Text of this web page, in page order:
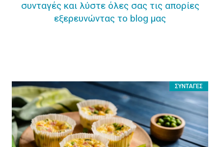
συνταγές και λύστε όλες σας τις απορίες
εξερευνώντας το blog μας
ΣΥΝΤΑΓΈΣ